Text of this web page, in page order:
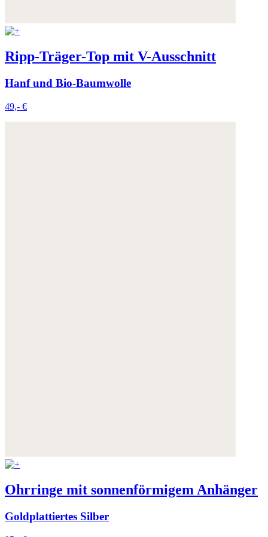
Ripp-Träger-Top mit V-Ausschnitt
Hanf und Bio-Baumwolle
49,- €
Ohrringe mit sonnenförmigem Anhänger
Goldplattiertes Silber